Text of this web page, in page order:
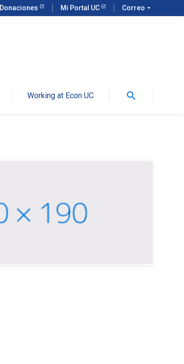
Donaciones Mi Portal UC Correo arrow_drop_down
Working at Econ UC search